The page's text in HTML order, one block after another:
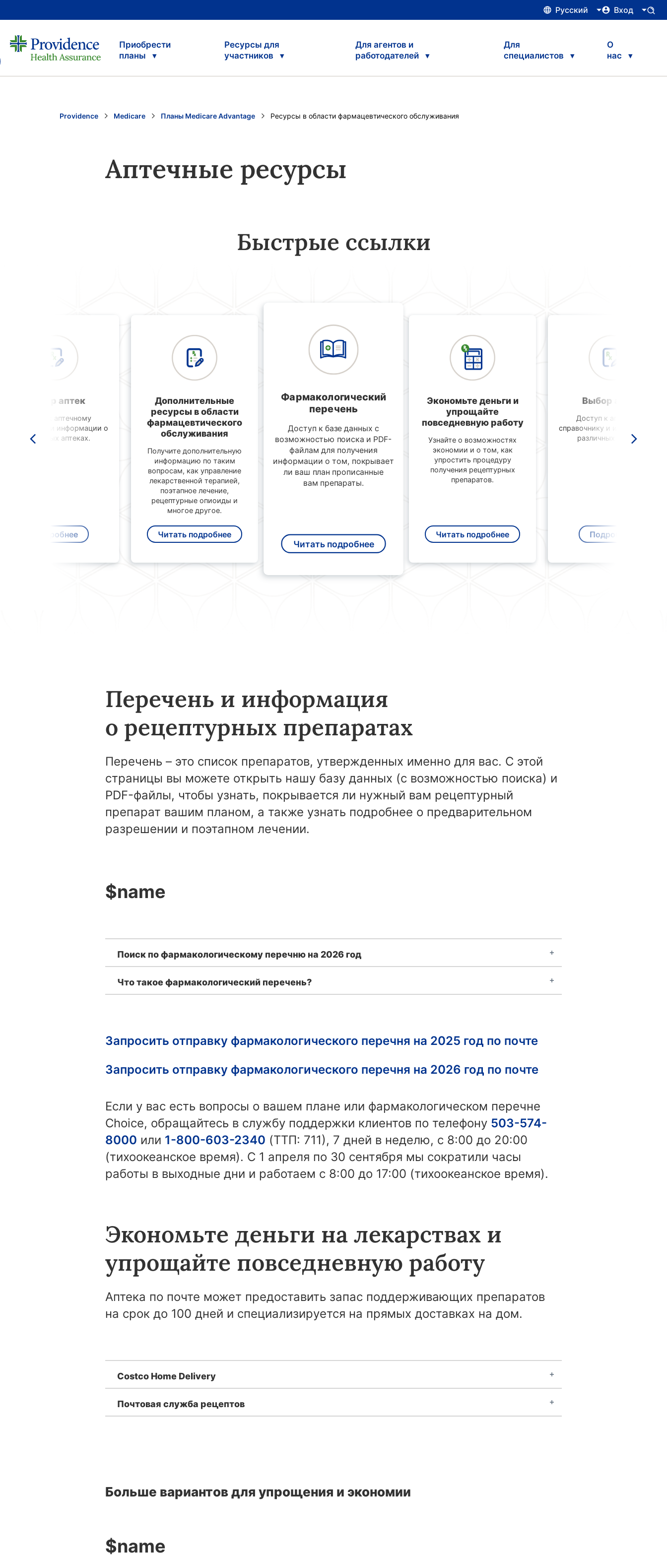
Русский Вход
Приобрести
планы
Ресурсы для
участников
Для агентов и
работодателей
Для
специалистов
О
нас
Providence Medicare Планы Medicare Advantage Current:
Ресурсы в области фармацевтического обслуживания
Аптечные ресурсы
Быстрые ссылки
Выбор аптек
Доступ к аптечному
справочнику и информации о
различных аптеках.
Подробнее
Дополнительные
ресурсы в области
фармацевтического
обслуживания
Получите дополнительную
информацию по таким
вопросам, как управление
лекарственной терапией,
поэтапное лечение,
рецептурные опиоиды и
многое другое.
Читать подробнее
Фармакологический
перечень
Доступ к базе данных с
возможностью поиска и PDF-
файлам для получения
информации о том, покрывает
ли ваш план прописанные
вам препараты.
Читать подробнее
Экономьте деньги и
упрощайте
повседневную работу
Узнайте о возможностях
экономии и о том, как
упростить процедуру
получения рецептурных
препаратов.
Читать подробнее
Выбор аптек
Доступ к аптечному
справочнику и информации о
различных аптеках.
Подробнее
Перечень и информация
о рецептурных препаратах
Перечень – это список препаратов, утвержденных именно для вас. С этой
страницы вы можете открыть нашу базу данных (с возможностью поиска) и
PDF-файлы, чтобы узнать, покрывается ли нужный вам рецептурный
препарат вашим планом, а также узнать подробнее о предварительном
разрешении и поэтапном лечении.
$name
Поиск по фармакологическому перечню на 2026 год
Что такое фармакологический перечень?
Запросить отправку фармакологического перечня на 2025 год по почте
Запросить отправку фармакологического перечня на 2026 год по почте
Если у вас есть вопросы о вашем плане или фармакологическом перечне
Choice, обращайтесь в службу поддержки клиентов по телефону 503-574-
8000 или 1-800-603-2340 (TTП: 711), 7 дней в неделю, с 8:00 до 20:00
(тихоокеанское время). С 1 апреля по 30 сентября мы сократили часы
работы в выходные дни и работаем с 8:00 до 17:00 (тихоокеанское время).
Экономьте деньги на лекарствах и
упрощайте повседневную работу
Аптека по почте может предоставить запас поддерживающих препаратов
на срок до 100 дней и специализируется на прямых доставках на дом.
Costco Home Delivery
Почтовая служба рецептов
Больше вариантов для упрощения и экономии
$name